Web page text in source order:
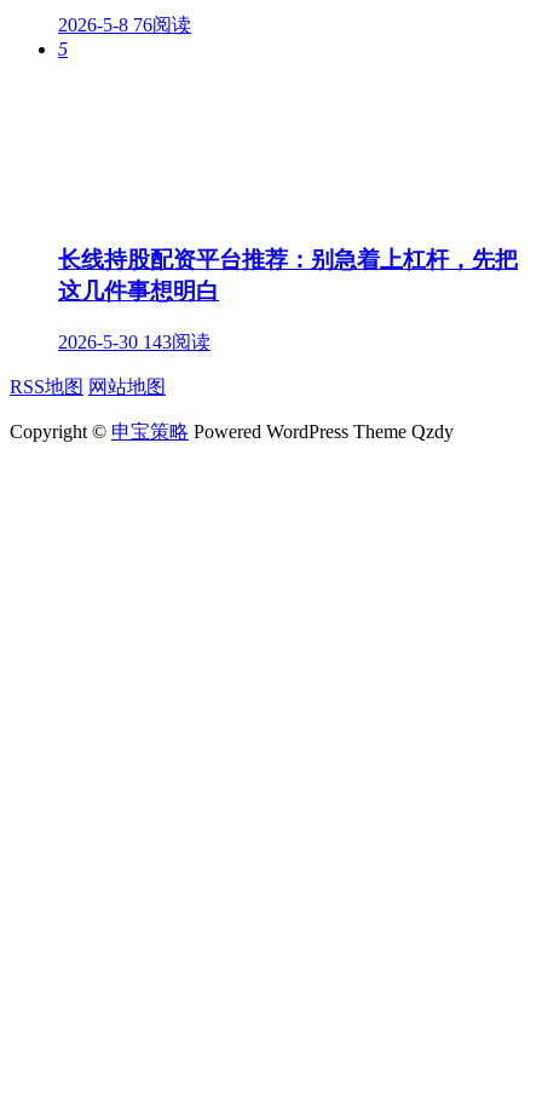
2026-5-8 76阅读
5
长线持股配资平台推荐：别急着上杠杆，先把
这几件事想明白
2026-5-30 143阅读
RSS地图 网站地图
Copyright © 申宝策略 Powered WordPress Theme Qzdy